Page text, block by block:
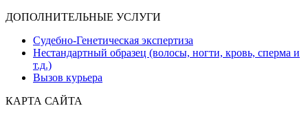
ДОПОЛНИТЕЛЬНЫЕ УСЛУГИ
Судебно-Генетическая экспертиза
Нестандартный образец (волосы, ногти, кровь, сперма и
т.д.)
Вызов курьера
КАРТА САЙТА